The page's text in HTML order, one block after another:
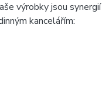
výrobky jsou synergií
kancelářím: